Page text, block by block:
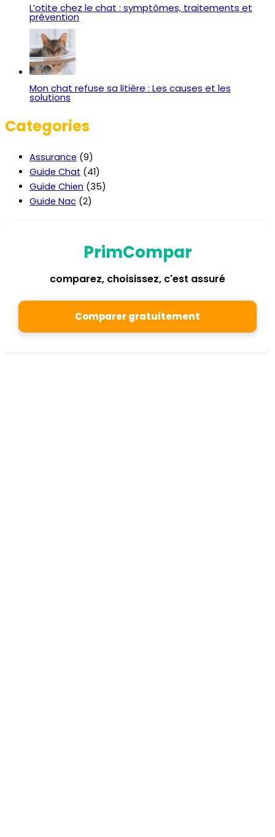
L’otite chez le chat : symptômes, traitements et
prévention
Mon chat refuse sa litière : Les causes et les
solutions
Categories
Assurance (9)
Guide Chat (41)
Guide Chien (35)
Guide Nac (2)
PrimCompar
comparez, choisissez, c'est assuré
Comparer gratuitement